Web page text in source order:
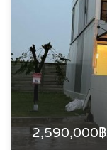
2,590,000฿